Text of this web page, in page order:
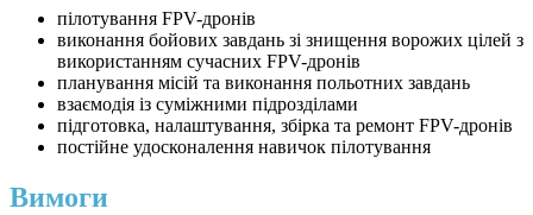
пілотування FPV-дронів
виконання бойових завдань зі знищення ворожих цілей з
використанням сучасних FPV-дронів
планування місій та виконання польотних завдань
взаємодія із суміжними підрозділами
підготовка, налаштування, збірка та ремонт FPV-дронів
постійне удосконалення навичок пілотування
Вимоги